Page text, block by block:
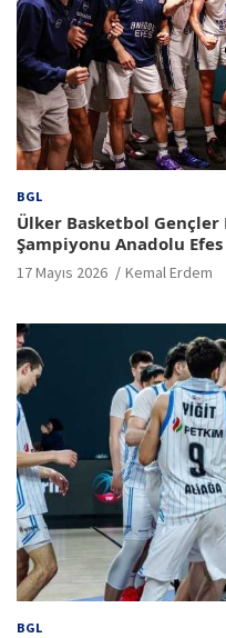
BGL
Ülker Basketbol Gençler
Şampiyonu Anadolu Efes
17 Mayıs 2026 Kemal Erdem
BGL